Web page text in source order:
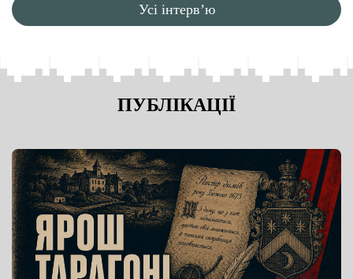
Усі інтерв’ю
ПУБЛІКАЦІЇ